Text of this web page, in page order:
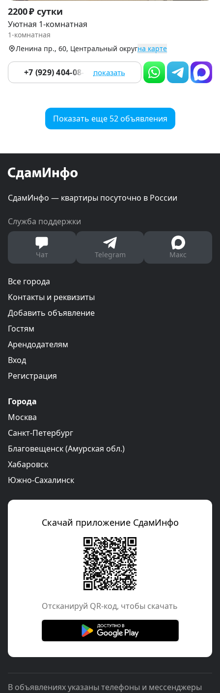
Item
1
of
2200 ₽ сутки
Уютная 1-комнатная
1-комнатная
Ленина пр., 60, Центральный округна карте
+7 (929) 404-08-22 показать
Показать еще 52 объявления
СдамИнфо — квартиры посуточно в России
Служба поддержки
Чат Telegram Макс
Все города
Контакты и реквизиты
Добавить объявление
Гостям
Арендодателям
Вход
Регистрация
Города
Москва
Санкт-Петербург
Благовещенск (Амурская обл.)
Хабаровск
Южно-Сахалинск
Скачай приложение СдамИнфо
Отcканируй QR-код, чтобы скачать
В объявлениях указаны телефоны и мессенджеры